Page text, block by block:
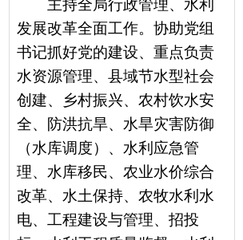
理、水库移民、农业水价综合
改革、水土保持、农牧水利水
电、工程建设与管理、招投
标、水利工程质量监督、水利
发展规划、水利项目前期及审
查、投资计划管理、安全生
产、水利信息化和机关财务等
工作。 联系单位：水资源规划
管理中心
肉孜阿力·阿赛克，男，柯
尔克孜族，1972年10月出生，